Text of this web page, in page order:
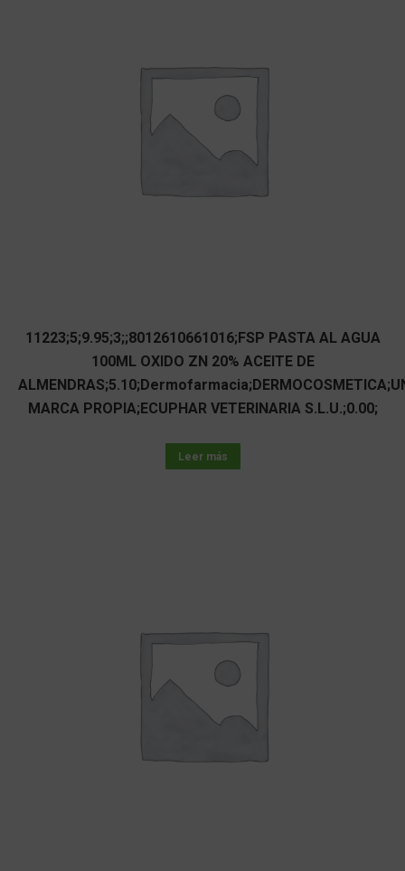
11223;5;9.95;3;;8012610661016;FSP PASTA AL AGUA
100ML OXIDO ZN 20% ACEITE DE
MARCA PROPIA;ECUPHAR VETERINARIA S.L.U.;0.00;
Leer más